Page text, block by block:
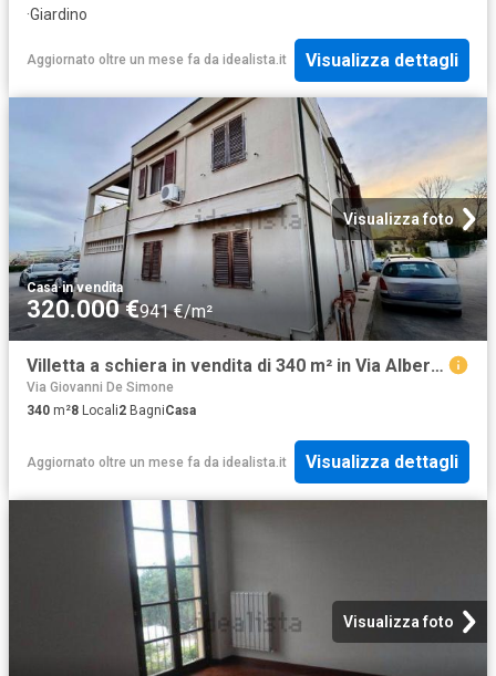
·Giardino
Aggiornato oltre un mese fa da idealista.it Visualizza dettagli
Visualizza foto
Casa·in vendita
320.000 €941 €/m²
Villetta a schiera in vendita di 340 m² in Via Alberello, 39
Via Giovanni De Simone
340 m²8 Locali2 BagniCasa
Aggiornato oltre un mese fa da idealista.it Visualizza dettagli
Visualizza foto